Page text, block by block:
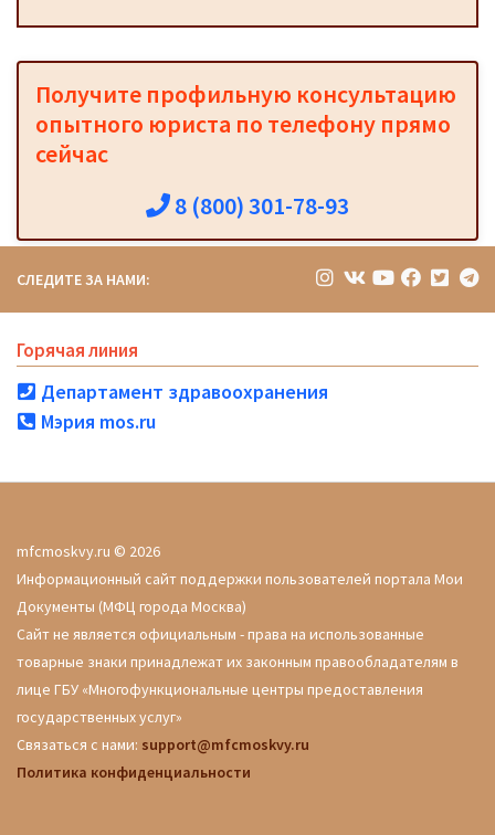
Получите профильную консультацию
опытного юриста по телефону прямо
сейчас
8 (800) 301-78-93
СЛЕДИТЕ ЗА НАМИ:
Горячая линия
Департамент здравоохранения
Мэрия mos.ru
mfcmoskvy.ru © 2026
Информационный сайт поддержки пользователей портала Мои
Документы (МФЦ города Москва)
Сайт не является официальным - права на использованные
товарные знаки принадлежат их законным правообладателям в
лице ГБУ «Многофункциональные центры предоставления
государственных услуг»
Связаться с нами: support@mfcmoskvy.ru
Политика конфиденциальности